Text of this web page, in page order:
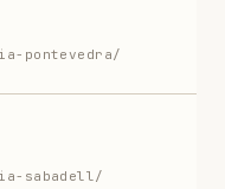
pontevedra/
sabadell/